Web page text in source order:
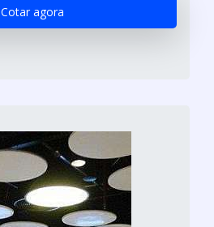
Cotar agora